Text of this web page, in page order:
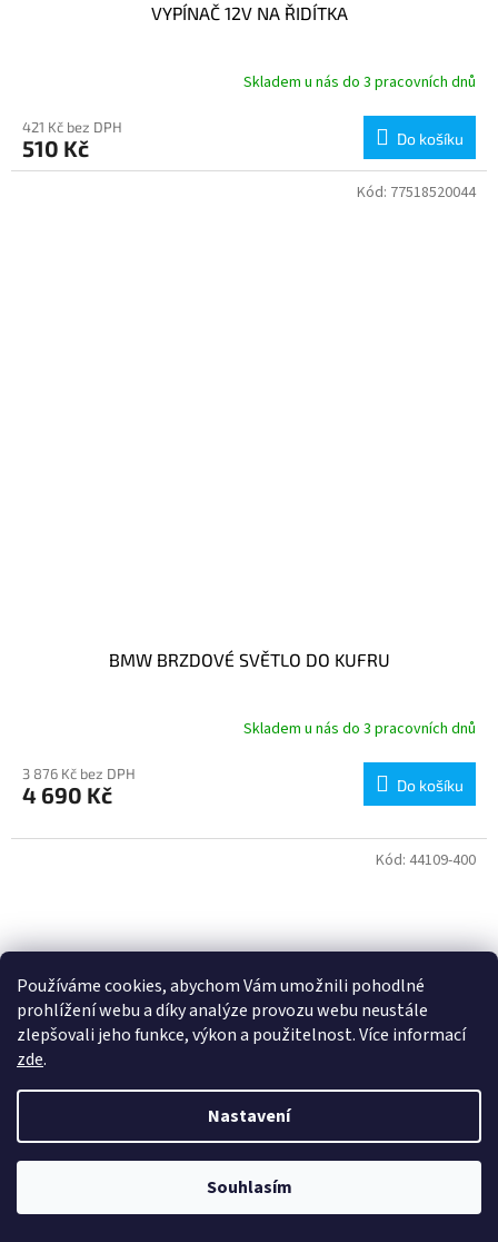
Používáme cookies, abychom Vám umožnili pohodlné
prohlížení webu a díky analýze provozu webu neustále
zlepšovali jeho funkce, výkon a použitelnost. Více informací
zde.
Nastavení
Souhlasím
VYPÍNAČ 12V NA ŘIDÍTKA
Skladem u nás do 3 pracovních dnů
421 Kč bez DPH
510 Kč Do košíku
BMW BRZDOVÉ SVĚTLO DO KUFRU
Skladem u nás do 3 pracovních dnů
3 876 Kč bez DPH
4 690 Kč Do košíku
Kód: 77518520044
Kód: 44109-400